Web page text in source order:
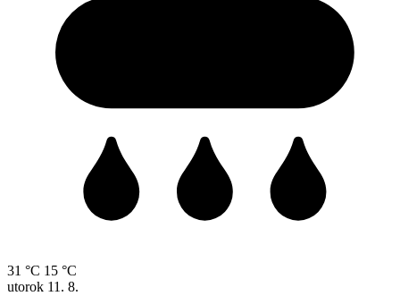
31 °C 15 °C
utorok 11. 8.